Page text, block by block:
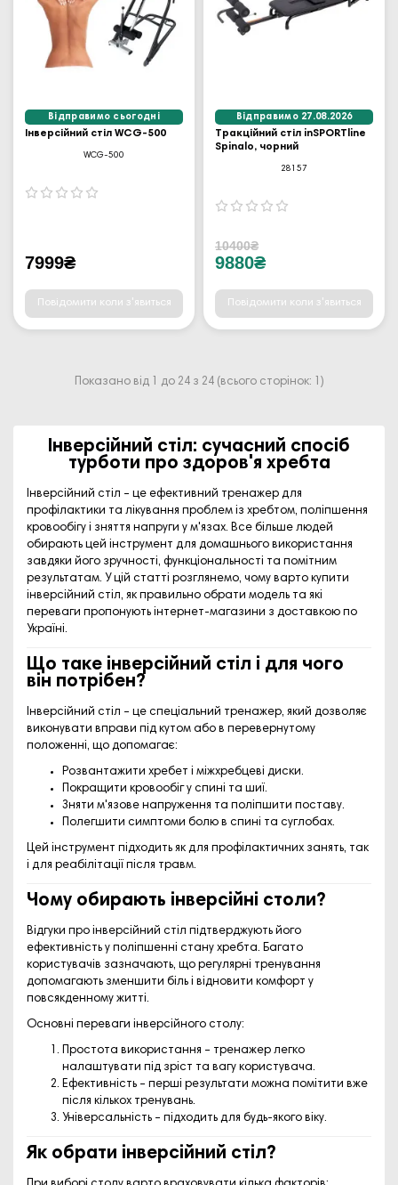
Відправимо сьогодні
Інверсійний стіл WCG-500
WCG-500
7999₴
Повідомити коли з'явиться
Відправимо 27.08.2026
Тракційний стіл inSPORTline
Spinalo, чорний
28157
10400₴
9880₴
Повідомити коли з'явиться
Показано від 1 до 24 з 24 (всього сторінок: 1)
Інверсійний стіл: сучасний спосіб
турботи про здоров'я хребта
Інверсійний стіл – це ефективний тренажер для
профілактики та лікування проблем із хребтом, поліпшення
кровообігу і зняття напруги у м'язах. Все більше людей
обирають цей інструмент для домашнього використання
завдяки його зручності, функціональності та помітним
результатам. У цій статті розглянемо, чому варто купити
інверсійний стіл, як правильно обрати модель та які
переваги пропонують інтернет-магазини з доставкою по
Україні.
Що таке інверсійний стіл і для чого
він потрібен?
Інверсійний стіл – це спеціальний тренажер, який дозволяє
виконувати вправи під кутом або в перевернутому
положенні, що допомагає:
Розвантажити хребет і міжхребцеві диски.
Покращити кровообіг у спині та шиї.
Зняти м'язове напруження та поліпшити поставу.
Полегшити симптоми болю в спині та суглобах.
Цей інструмент підходить як для профілактичних занять, так
і для реабілітації після травм.
Чому обирають інверсійні столи?
Відгуки про інверсійний стіл підтверджують його
ефективність у поліпшенні стану хребта. Багато
користувачів зазначають, що регулярні тренування
допомагають зменшити біль і відновити комфорт у
повсякденному житті.
Основні переваги інверсійного столу:
Простота використання – тренажер легко
налаштувати під зріст та вагу користувача.
Ефективність – перші результати можна помітити вже
після кількох тренувань.
Універсальність – підходить для будь-якого віку.
Як обрати інверсійний стіл?